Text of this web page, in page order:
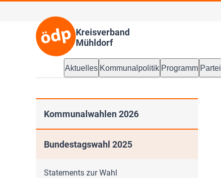
Kreisverband
Mühldorf
Aktuelles Kommunalpolitik Programm Partei
Kommunalwahlen 2026
Bundestagswahl 2025
Statements zur Wahl